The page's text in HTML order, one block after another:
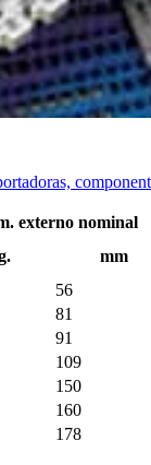
externo nominal
mm
56
81
91
109
150
160
178